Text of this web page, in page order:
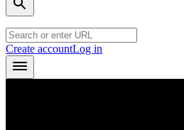
Create accountLog in